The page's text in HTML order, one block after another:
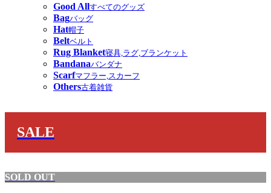
Good Allすべてのグッズ
Bagバッグ
Hat帽子
Beltベルト
Rug Blanket寝具,ラグ,ブランケット
Bandanaバンダナ
Scarfマフラー,スカーフ
Others古着雑貨
SALE
SOLD OUT